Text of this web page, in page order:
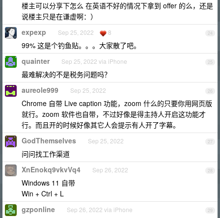
楼主可以分享下怎么 在英语不好的情况下拿到 offer 的么，还是
说楼主只是在谦虚啊：）
24
expexp Sep 25, 2022 8
99% 这是个钓鱼贴。。。大家散了吧。
25
quainter Sep 25, 2022 via iPhone
最难解决的不是税务问题吗？
26
aureole999 Sep 25, 2022
Chrome 自带 Live caption 功能，zoom 什么的只要你用网页版
就行。zoom 软件也自带，不过好像是得主持人开启这功能才
行。而且开的时候好像其它人会提示有人开了字幕。
27
GodThemselves Sep 25, 2022
问问找工作渠道
28
XnEnokq9vkvVq4 Sep 26, 2022
Windows 11 自带
Win + Ctrl + L
29
gzponline Sep 26, 2022 via iPhone